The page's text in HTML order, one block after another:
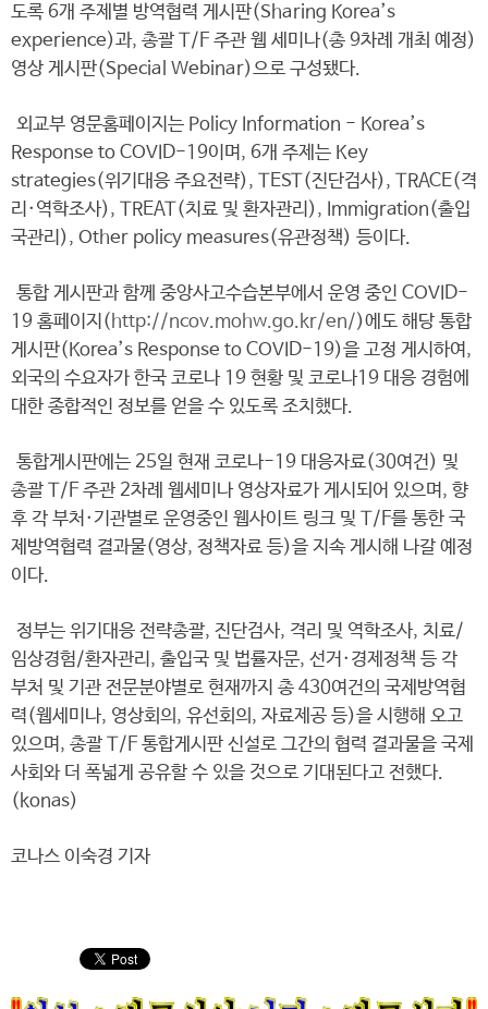
도록 6개 주제별 방역협력 게시판(Sharing Korea’s
experience)과, 총괄 T/F 주관 웹 세미나(총 9차례 개최 예정)
영상 게시판(Special Webinar)으로 구성됐다.
외교부 영문홈페이지는 Policy Information - Korea’s
Response to COVID-19이며, 6개 주제는 Key
strategies(위기대응 주요전략), TEST(진단검사), TRACE(격
리·역학조사), TREAT(치료 및 환자관리), Immigration(출입
국관리), Other policy measures(유관정책) 등이다.
통합 게시판과 함께 중앙사고수습본부에서 운영 중인 COVID-
19 홈페이지( http://ncov.mohw.go.kr/en/)에도 해당 통합
게시판(Korea’s Response to COVID-19)을 고정 게시하여,
외국의 수요자가 한국 코로나 19 현황 및 코로나19 대응 경험에
대한 종합적인 정보를 얻을 수 있도록 조치했다.
통합게시판에는 25일 현재 코로나-19 대응자료(30여건) 및
총괄 T/F 주관 2차례 웹세미나 영상자료가 게시되어 있으며, 향
후 각 부처·기관별로 운영중인 웹사이트 링크 및 T/F를 통한 국
제방역협력 결과물(영상, 정책자료 등)을 지속 게시해 나갈 예정
이다.
정부는 위기대응 전략총괄, 진단검사, 격리 및 역학조사, 치료/
임상경험/환자관리, 출입국 및 법률자문, 선거·경제정책 등 각
부처 및 기관 전문분야별로 현재까지 총 430여건의 국제방역협
력(웹세미나, 영상회의, 유선회의, 자료제공 등)을 시행해 오고
있으며, 총괄 T/F 통합게시판 신설로 그간의 협력 결과물을 국제
사회와 더 폭넓게 공유할 수 있을 것으로 기대된다고 전했다.
(konas)
코나스 이숙경 기자